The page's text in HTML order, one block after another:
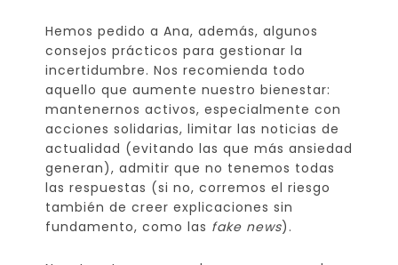
Hemos pedido a Ana, además, algunos
consejos prácticos para gestionar la
incertidumbre. Nos recomienda todo
aquello que aumente nuestro bienestar:
mantenernos activos, especialmente con
acciones solidarias, limitar las noticias de
actualidad (evitando las que más ansiedad
generan), admitir que no tenemos todas
las respuestas (si no, corremos el riesgo
también de creer explicaciones sin
fundamento, como las fake news).